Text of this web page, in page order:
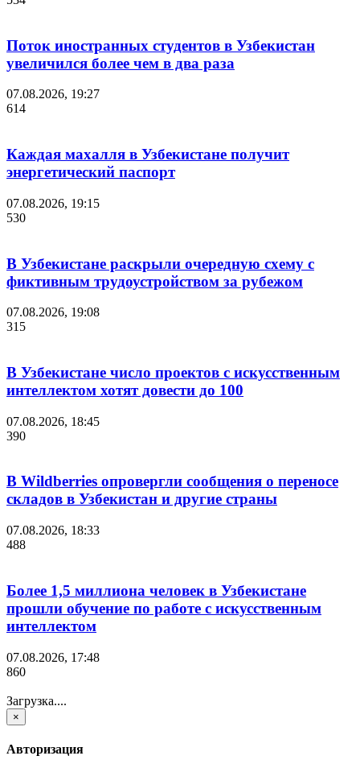
Поток иностранных студентов в Узбекистан
увеличился более чем в два раза
07.08.2026, 19:27
614
Каждая махалля в Узбекистане получит
энергетический паспорт
07.08.2026, 19:15
530
В Узбекистане раскрыли очередную схему с
фиктивным трудоустройством за рубежом
07.08.2026, 19:08
315
В Узбекистане число проектов с искусственным
интеллектом хотят довести до 100
07.08.2026, 18:45
390
В Wildberries опровергли сообщения о переносе
складов в Узбекистан и другие страны
07.08.2026, 18:33
488
Более 1,5 миллиона человек в Узбекистане
прошли обучение по работе с искусственным
интеллектом
07.08.2026, 17:48
860
Загрузка....
×
Авторизация